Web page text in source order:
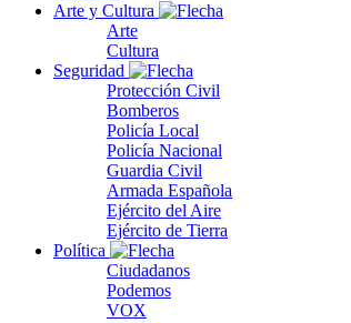
Arte y Cultura
Arte
Cultura
Seguridad
Protección Civil
Bomberos
Policía Local
Policía Nacional
Guardia Civil
Armada Española
Ejército del Aire
Ejército de Tierra
Política
Ciudadanos
Podemos
VOX